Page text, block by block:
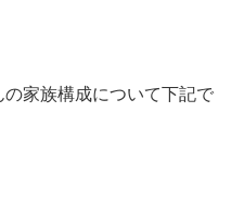
家族構成について下記で